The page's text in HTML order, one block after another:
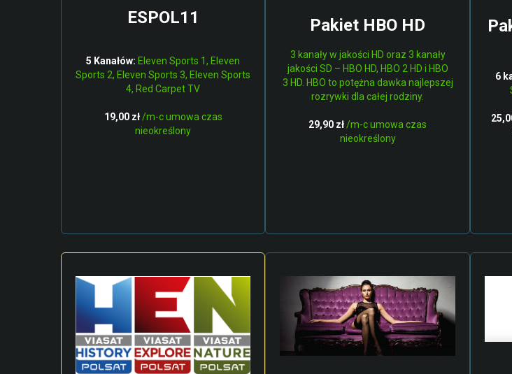
ESPOL11
5 Kanałów: Eleven Sports 1, Eleven
Sports 2, Eleven Sports 3, Eleven Sports
4, Red Carpet TV
19,00 zł/m-c umowa czas
nieokreślony
Pakiet HBO HD
3 kanały w jakości HD oraz 3 kanały
jakości SD – HBO HD, HBO 2 HD i HBO
3 HD. HBO to potężna dawka najlepszej
rozrywki dla całej rodziny.
29,90 zł/m-c umowa czas
nieokreślony
6